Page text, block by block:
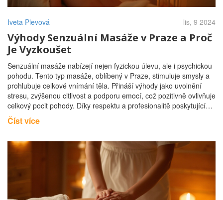
Iveta Plevová lis, 9 2024
Výhody Senzuální Masáže v Praze a Proč
Je Vyzkoušet
Senzuální masáže nabízejí nejen fyzickou úlevu, ale i psychickou
pohodu. Tento typ masáže, oblíbený v Praze, stimuluje smysly a
prohlubuje celkové vnímání těla. Přináší výhody jako uvolnění
stresu, zvýšenou citlivost a podporu emocí, což pozitivně ovlivňuje
celkový pocit pohody. Díky respektu a profesionalitě poskytujících
masérů je tato zkušenost nezapomenutelná.
Číst více